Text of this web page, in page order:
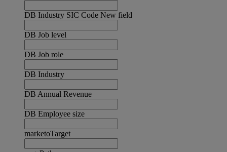
DB Industry SIC Code New field
DB Job level
DB Job role
DB Industry
DB Annual Revenue
DB Employee size
marketoTarget